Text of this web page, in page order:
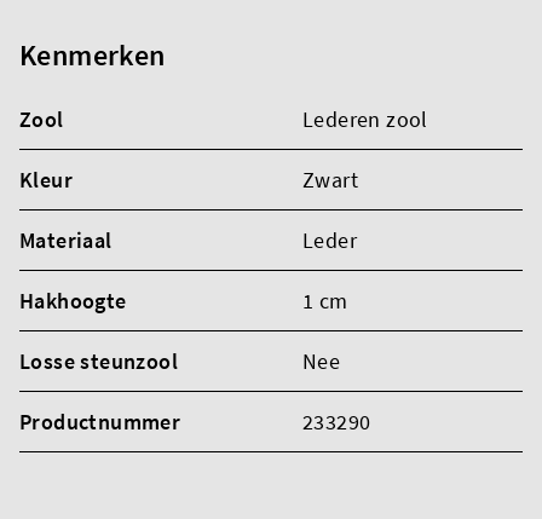
Kenmerken
Zool Lederen zool
Kleur Zwart
Materiaal Leder
Hakhoogte 1 cm
Losse steunzool Nee
Productnummer 233290